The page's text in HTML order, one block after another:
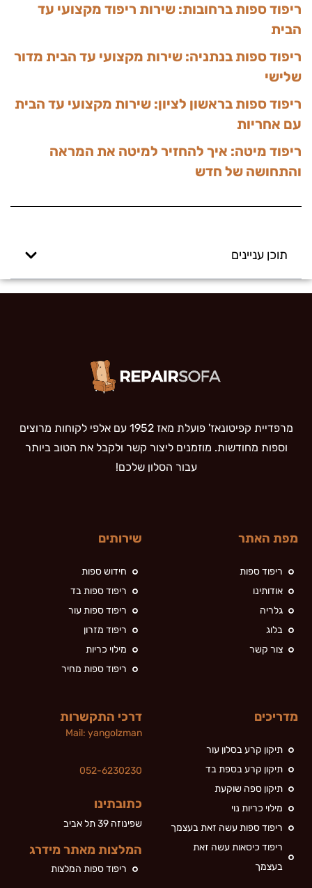
ריפוד ספות ברחובות: שירות ריפוד מקצועי עד
הבית
ריפוד ספות בנתניה: שירות מקצועי עד הבית מדור
שלישי
ריפוד ספות בראשון לציון: שירות מקצועי עד הבית
עם אחריות
ריפוד מיטה: איך להחזיר למיטה את המראה
והתחושה של חדש
תוכן עניינים
מרפדיית קפיטונאז' פועלת מאז 1952 עם אלפי לקוחות מרוצים
וספות מחודשות. מוזמנים ליצור קשר ולקבל את הטוב ביותר
עבור הסלון שלכם!
מפת האתר
ריפוד ספות
אודותינו
גלריה
בלוג
צור קשר
שירותים
חידוש ספות
ריפוד ספות בד
ריפוד ספות עור
ריפוד מזרון
מילוי כריות
ריפוד ספות מחיר
מדריכים
תיקון קרע בסלון עור
תיקון קרע בספת בד
תיקון ספה שוקעת
מילוי כריות נוי
ריפוד ספות עשה זאת בעצמך
ריפוד כיסאות עשה זאת
בעצמך
דרכי התקשרות
Mail: yangolzman
052-6230230
כתובתינו
שפינוזה 39 תל אביב
המלצות מאתר מידרג
ריפוד ספות המלצות